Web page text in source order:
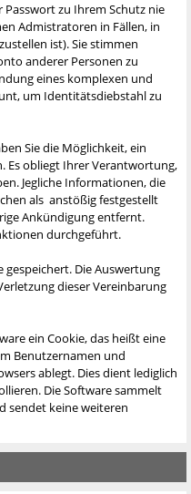
zu Ihrem Schutz nie
Admistratoren in Fällen, in
ist). Sie stimmen
anderer Personen zu
eines komplexen und
um Identitätsdiebstahl zu
Sie die Möglichkeit, ein
Es obliegt Ihrer Verantwortung,
Jegliche Informationen, die
als anstößig festgestellt
Ankündigung entfernt.
durchgeführt.
gespeichert. Die Auswertung
dieser Vereinbarung
ein Cookie, das heißt eine
Benutzernamen und
ablegt. Dies dient lediglich
Die Software sammelt
sendet keine weiteren